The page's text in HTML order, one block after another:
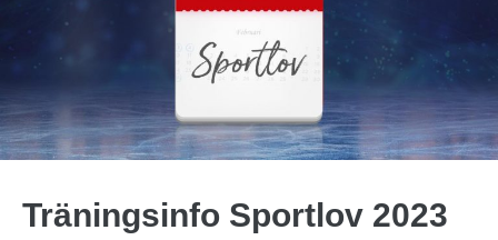
Träningsinfo Sportlov 2023